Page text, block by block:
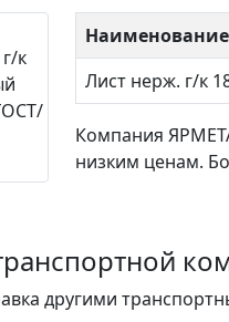
Лист нерж. г/к
Компания
низким ценам.
другими